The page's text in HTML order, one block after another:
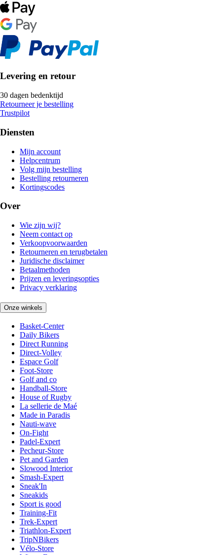
Levering en retour
30 dagen bedenktijd
Retourneer je bestelling
Trustpilot
Diensten
Mijn account
Helpcentrum
Volg mijn bestelling
Bestelling retourneren
Kortingscodes
Over
Wie zijn wij?
Neem contact op
Verkoopvoorwaarden
Retourneren en terugbetalen
Juridische disclaimer
Betaalmethoden
Prijzen en leveringsopties
Privacy verklaring
Onze winkels
Basket-Center
Daily Bikers
Direct Running
Direct-Volley
Espace Golf
Foot-Store
Golf and co
Handball-Store
House of Rugby
La sellerie de Maé
Made in Paradis
Nauti-wave
On-Fight
Padel-Expert
Pecheur-Store
Pet and Garden
Slowood Interior
Smash-Expert
Sneak'In
Sneakids
Sport is good
Training-Fit
Trek-Expert
Triathlon-Expert
TripNBikers
Vélo-Store